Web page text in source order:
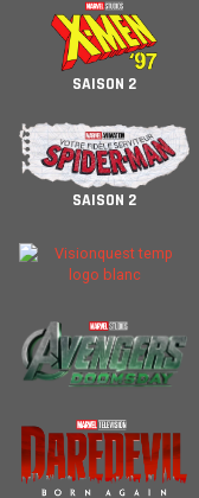
SAISON 2
SAISON 2